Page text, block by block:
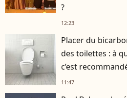
?
12:23
Placer du
des toilettes : à
c’est
11:47